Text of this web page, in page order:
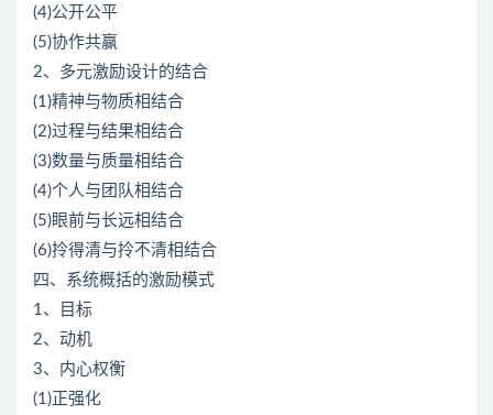
(4)公开公平
(5)协作共赢
2、多元激励设计的结合
(1)精神与物质相结合
(2)过程与结果相结合
(3)数量与质量相结合
(4)个人与团队相结合
(5)眼前与长远相结合
(6)拎得清与拎不清相结合
四、系统概括的激励模式
1、目标
2、动机
3、内心权衡
(1)正强化